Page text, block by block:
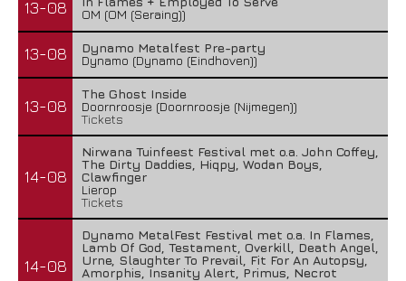
13-08
OM (OM (Seraing))
13-08
Dynamo Metalfest Pre-party
Dynamo (Dynamo (Eindhoven))
13-08
The Ghost Inside
Doornroosje (Doornroosje (Nijmegen))
Tickets
14-08
Nirwana Tuinfeest Festival met o.a. John Coffey,
The Dirty Daddies, Hiqpy, Wodan Boys,
Clawfinger
Lierop
Tickets
14-08
Dynamo MetalFest Festival met o.a. In Flames,
Lamb Of God, Testament, Overkill, Death Angel,
Urne, Slaughter To Prevail, Fit For An Autopsy,
Amorphis, Insanity Alert, Primus, Necrot